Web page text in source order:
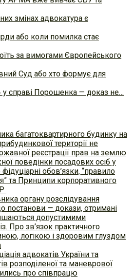
змінах адвокатура є
або коли помилка стає
за вимогами Європейського
Суд або хто формує для
у справі Порошенка — доказ не…
багатоквартирного будинку на
території не
реєстрації прав на землю
поведінки посадових осіб у
обов’язки, “правило
та Принципи корпоративного
органу розслідування
постанови — докази, отримані
допустимими
Про зв’язок практичного
логікою і здоровим глуздом
адвокатів України та
розподіленої та маневрової
про співпрацю